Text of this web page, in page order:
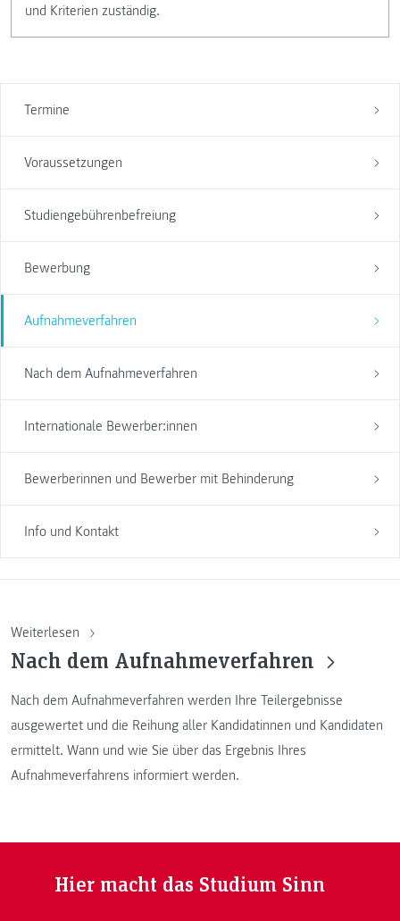
Termine
Voraussetzungen
Studiengebührenbefreiung
Bewerbung
Aufnahmeverfahren
Nach dem Aufnahmeverfahren
Internationale Bewerber:innen
Bewerberinnen und Bewerber mit Behinderung
Info und Kontakt
und Kriterien zuständig.
Weiterlesen
Nach dem Aufnahmeverfahren
Nach dem Aufnahmeverfahren werden Ihre Teilergebnisse
ausgewertet und die Reihung aller Kandidatinnen und Kandidaten
ermittelt. Wann und wie Sie über das Ergebnis Ihres
Aufnahmeverfahrens informiert werden.
Hier macht das Studium Sinn